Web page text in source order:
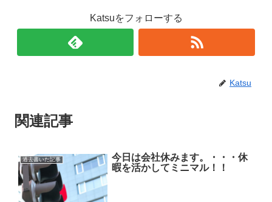
Katsuをフォローする
Katsu
関連記事
過去書いた記事
今日は会社休みます。・・・休
暇を活かしてミニマル！！